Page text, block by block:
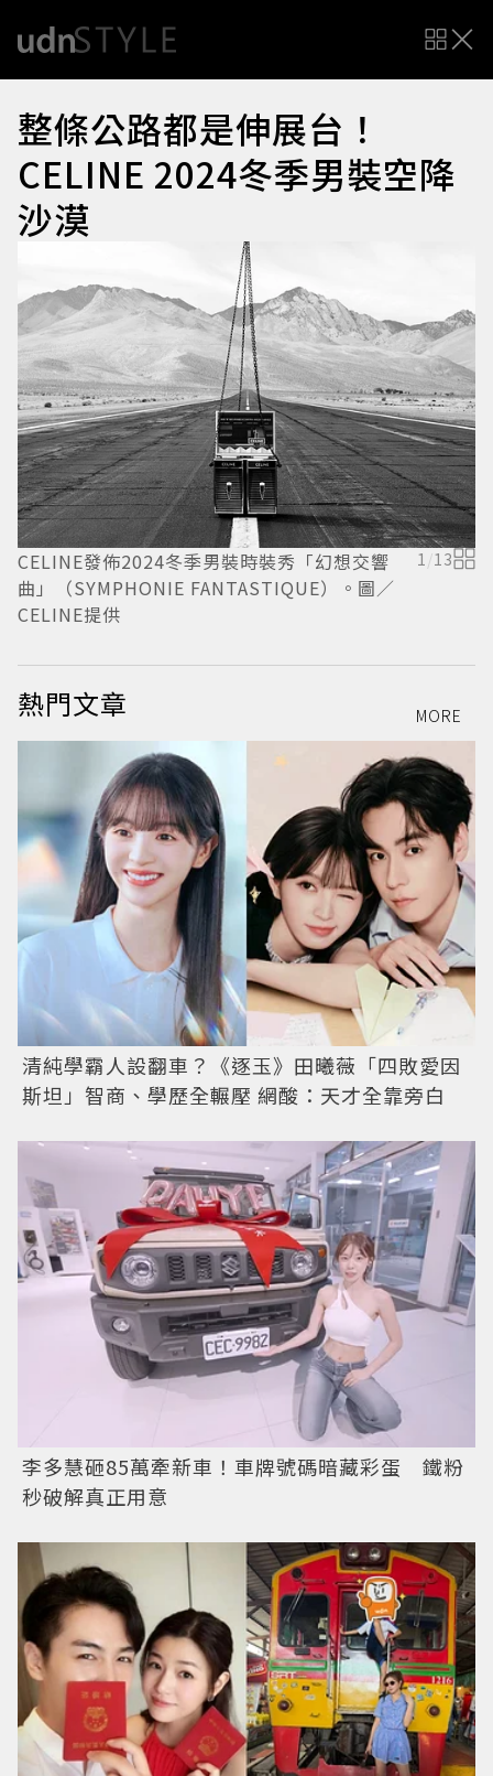
整條公路都是伸展台！
CELINE 2024冬季男裝空降
沙漠
CELINE發佈2024冬季男裝時裝秀「幻想交響
曲」（SYMPHONIE FANTASTIQUE）。圖／
CELINE提供
1/13
熱門文章 MORE
清純學霸人設翻車？《逐玉》田曦薇「四敗愛因
斯坦」智商、學歷全輾壓 網酸：天才全靠旁白
李多慧砸85萬牽新車！車牌號碼暗藏彩蛋 鐵粉
秒破解真正用意